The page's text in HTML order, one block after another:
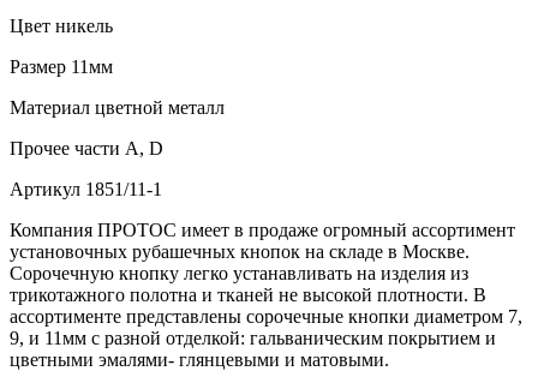
Цвет никель
Размер 11мм
Материал цветной металл
Прочее части А, D
Артикул 1851/11-1
Компания ПРОТОС имеет в продаже огромный ассортимент
установочных рубашечных кнопок на складе в Москве.
Сорочечную кнопку легко устанавливать на изделия из
трикотажного полотна и тканей не высокой плотности. В
ассортименте представлены сорочечные кнопки диаметром 7,
9, и 11мм с разной отделкой: гальваническим покрытием и
цветными эмалями- глянцевыми и матовыми.